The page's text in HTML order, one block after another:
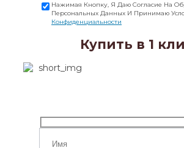
Нажимая Кнопку, Я Даю Согласие На
Персональных Данных И Принимаю
Конфиденциальности
Купить в 1